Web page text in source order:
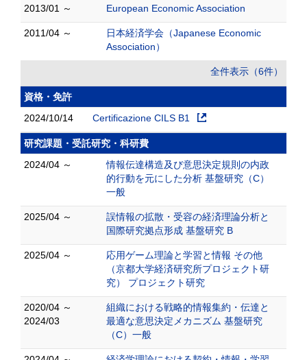
2013/01 ～ European Economic Association
2011/04 ～
日本経済学会（Japanese Economic
Association）
全件表示（6件）
資格・免許
2024/10/14
Certificazione CILS B1
研究課題・受託研究・科研費
2024/04 ～
情報伝達構造及び意思決定規則の内政
的行動を元にした分析 基盤研究（C）
一般
2025/04 ～
誤情報の拡散・受容の経済理論分析と
国際研究拠点形成 基盤研究 B
2025/04 ～
応用ゲーム理論と学習と情報 その他
（京都大学経済研究所プロジェクト研
究） プロジェクト研究
2020/04 ～
2024/03
組織における戦略的情報集約・伝達と
最適な意思決定メカニズム 基盤研究
（C）一般